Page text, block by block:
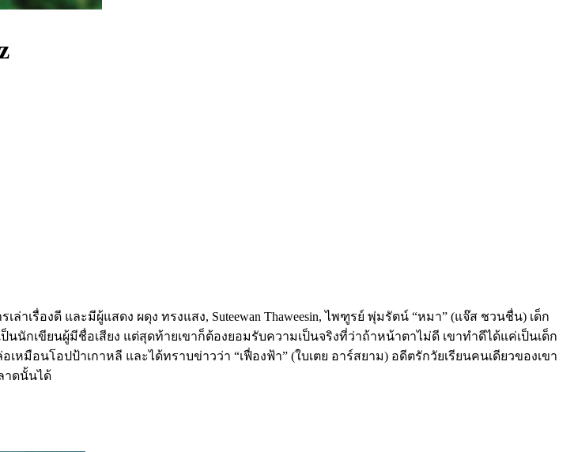
รื่องดี และมีผู้แสดง ผดุง ทรงแสง, Suteewan Thaweesin, ไพฑูรย์ พุ่มรัตน์ “หมา” (แจ๊ส ชวนชื่น) เด็ก
นักเขียนผู้มีชื่อเสียง แต่สุดท้ายเขาก็ต้องยอมรับความเป็นจริงที่ว่าถ้าหน้าตาไม่ดี เขาทำดีได้แค่เป็นเด็ก
อนโอปป้าเกาหลี และได้ทราบข่าวว่า “เฟื่องฟ้า” (ใบเตย อาร์สยาม) อดีตรักวัยเรียนคนเดียวของเขา
าดนั้นได้